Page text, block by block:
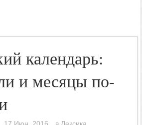
календарь:
и месяцы по-